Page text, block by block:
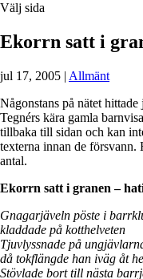
Välj sida
Ekorrn satt i
jul 17, 2005 | Allmänt
Någonstans på nätet
Tegnérs kära gamla
tillbaka till sidan och kan
texterna innan de försvann.
antal.
Ekorrn satt i granen –
Gnagarjäveln pöste i
kladdade på kotthelveten
Tjuvlyssnade på
då tokflängde han iväg åt
Stövlade bort till nästa